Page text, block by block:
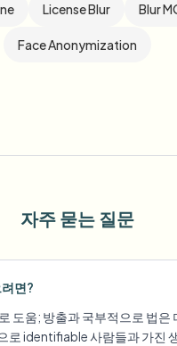
License Blur Blur
Face Anonymization
자주 묻는 질문
면?
도움; 방출과 국부적으로 법은
로 identifiable 사람들과 가진